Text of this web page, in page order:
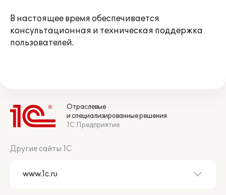
В настоящее время обеспечивается
консультационная и техническая поддержка
пользователей.
Отраслевые
и специализированные решения
1С:Предприятие
Другие сайты 1С